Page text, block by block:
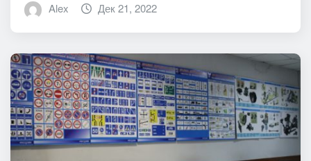
Alex Дек 21, 2022